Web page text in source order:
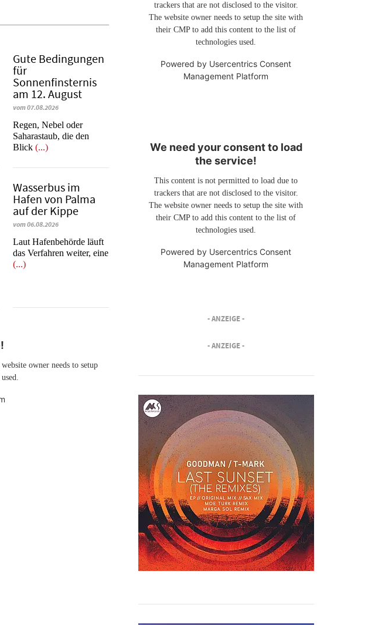
Gute Bedingungen
für
Sonnenfinsternis
am 12. August
vom 07.08.2026
Regen, Nebel oder
Saharastaub, die den
Blick(...)
Wasserbus im
Hafen von Palma
auf der Kippe
vom 06.08.2026
Laut Hafenbehörde läuft
das Verfahren weiter, eine
(...)
owner needs to setup
trackers that are not disclosed to the visitor.
The website owner needs to setup the site with
their CMP to add this content to the list of
technologies used.
Powered by Usercentrics Consent
Management Platform
We need your consent to load
the service!
This content is not permitted to load due to
trackers that are not disclosed to the visitor.
The website owner needs to setup the site with
their CMP to add this content to the list of
technologies used.
Powered by Usercentrics Consent
Management Platform
- ANZEIGE -
- ANZEIGE -